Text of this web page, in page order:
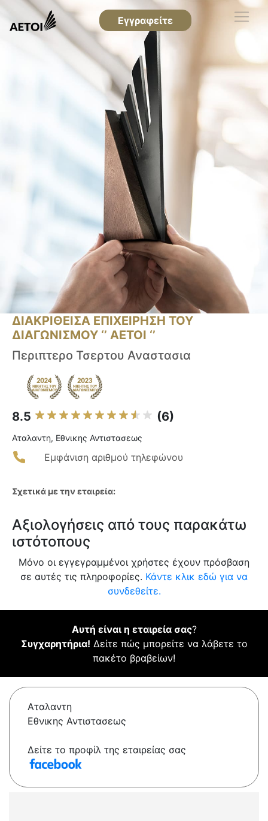
Εγγραφείτε
ΔΙΑΚΡΙΘΕΙΣΑ ΕΠΙΧΕΙΡΗΣΗ ΤΟΥ
ΔΙΑΓΩΝΙΣΜΟΥ ‘’ ΑΕΤΟΙ ‘’
Περιπτερο Τσερτου Αναστασια
8.5 (6)
Αταλαντη, Εθνικης Αντιστασεως
Εμφάνιση αριθμού τηλεφώνου
Σχετικά με την εταιρεία:
Αξιολογήσεις από τους παρακάτω
ιστότοπους
Μόνο οι εγγεγραμμένοι χρήστες έχουν πρόσβαση
σε αυτές τις πληροφορίες. Κάντε κλικ εδώ για να
συνδεθείτε.
Αυτή είναι η εταιρεία σας?
Συγχαρητήρια! Δείτε πώς μπορείτε να λάβετε το
πακέτο βραβείων!
Αταλαντη
Εθνικης Αντιστασεως
Δείτε το προφίλ της εταιρείας σας